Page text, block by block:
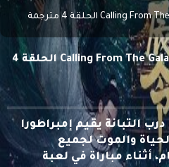
مسلسل نداء من المجرة Calling From The Galaxy الحلقة 4
التبانة يقيم إمبراطورا
والموت لجميع
أثناء مباراة في لعبة